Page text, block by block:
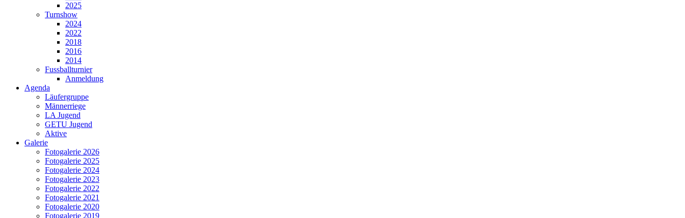
2025
Turnshow
2024
2022
2018
2016
2014
Fussballturnier
Anmeldung
Agenda
Läufergruppe
Männerriege
LA Jugend
GETU Jugend
Aktive
Galerie
Fotogalerie 2026
Fotogalerie 2025
Fotogalerie 2024
Fotogalerie 2023
Fotogalerie 2022
Fotogalerie 2021
Fotogalerie 2020
Fotogalerie 2019